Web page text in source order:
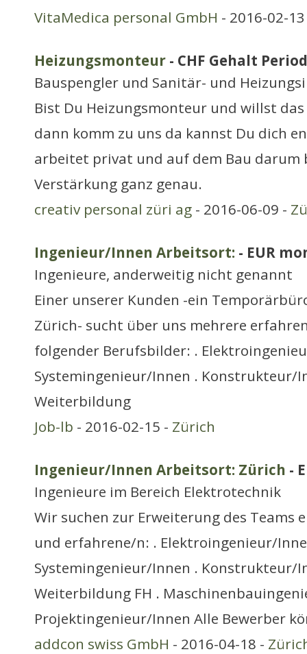
VitaMedica personal GmbH - 2016-02-
Heizungsmonteur - CHF Gehalt
Bauspengler und Sanitär- und
Bist Du Heizungsmonteur und willst
dann komm zu uns da kannst Du dich
arbeitet privat und auf dem Bau darum
Verstärkung ganz genau.
creativ personal züri ag - 2016-06-09 -
Ingenieur/Innen Arbeitsort: - EUR
Ingenieure, anderweitig nicht genannt
Einer unserer Kunden -ein
Zürich- sucht über uns mehrere
folgender Berufsbilder: .
Systemingenieur/Innen . Konstrukteur/
Weiterbildung
Job-lb - 2016-02-15 - Zürich
Ingenieur/Innen Arbeitsort: Zürich -
Ingenieure im Bereich Elektrotechnik
Wir suchen zur Erweiterung des Teams
und erfahrene/n: . Elektroingenieur/
Systemingenieur/Innen . Konstrukteur/
Weiterbildung FH .
Projektingenieur/Innen Alle Bewerber
addcon swiss GmbH - 2016-04-18 -